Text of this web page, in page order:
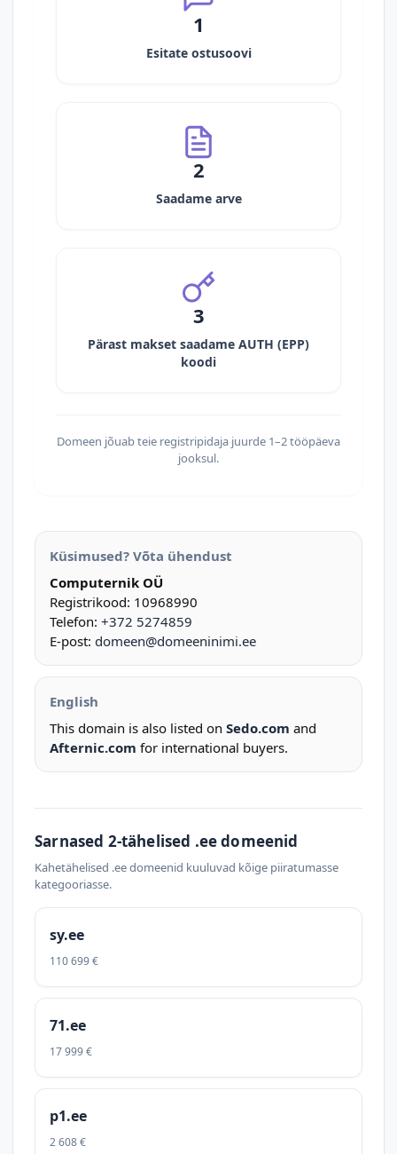
1
Esitate ostusoovi
2
Saadame arve
3
Pärast makset saadame AUTH (EPP)
koodi
Domeen jõuab teie registripidaja juurde 1–2 tööpäeva
jooksul.
Küsimused? Võta ühendust
Computernik OÜ
Registrikood: 10968990
Telefon: +372 5274859
E-post: domeen@domeeninimi.ee
English
This domain is also listed on Sedo.com and
Afternic.com for international buyers.
Sarnased 2-tähelised .ee domeenid
Kahetähelised .ee domeenid kuuluvad kõige piiratumasse
kategooriasse.
sy.ee
110 699 €
71.ee
17 999 €
p1.ee
2 608 €